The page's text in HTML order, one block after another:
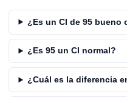
¿Es un CI de 95 bueno
¿Es 95 un CI normal?
¿Cuál es la diferencia